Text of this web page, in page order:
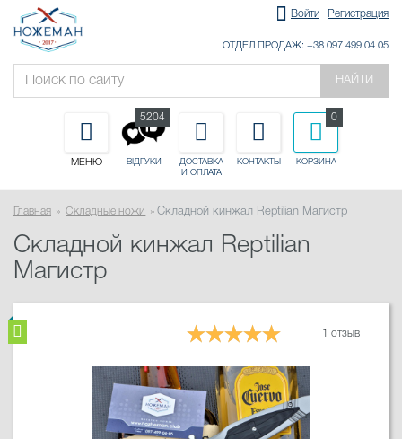
Войти Регистрация
ОТДЕЛ ПРОДАЖ: +38 097 499 04 05
НАЙТИ
МЕНЮ ВІДГУКИ
5204
ДОСТАВКА
И ОПЛАТА
КОНТАКТЫ КОРЗИНА
0
Главная Складные ножи Складной кинжал Reptilian Магистр
Складной кинжал Reptilian
Магистр
1 отзыв